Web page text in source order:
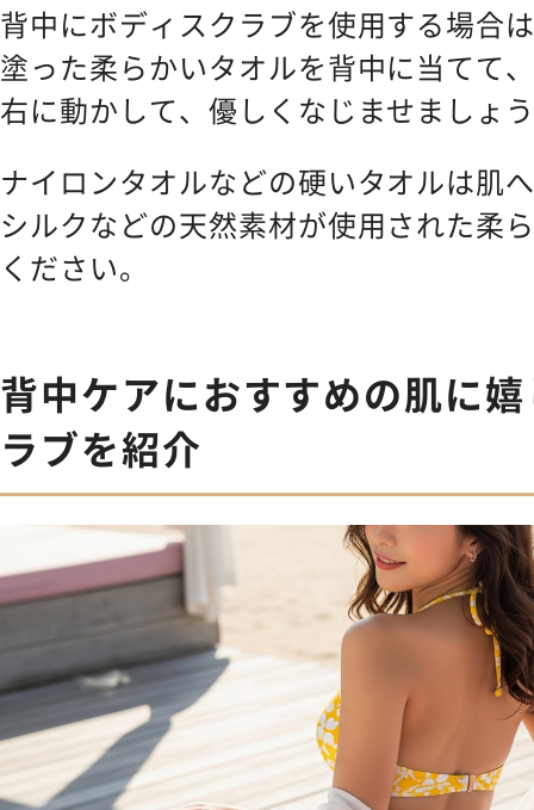
背中にボディスクラブを使用する場合
塗った柔らかいタオルを背中に当てて
右に動かして、優しくなじませましょ
ナイロンタオルなどの硬いタオルは肌
シルクなどの天然素材が使用された柔
ください。
背中ケアにおすすめの肌に
ラブを紹介